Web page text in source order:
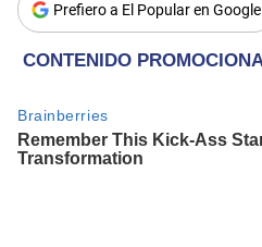
Prefiero a El Popular en Google